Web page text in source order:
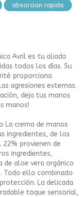
absorcion rapida
Avril es tu aliada
todos los días. Su
proporciona
agresiones externas.
deja tus manos
manos!
La crema de manos
ingredientes, de los
provienen de
ingredientes,
de aloe vera orgánico
Todo ello combinado
La delicada
toque sensorial,